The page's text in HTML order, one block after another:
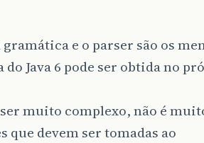
e o parser são os
Java 6 pode ser obtida no
muito complexo, não é
devem ser tomadas ao